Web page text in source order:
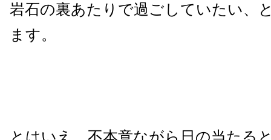
岩石の裏あたりで過ごしていたい、
ます。